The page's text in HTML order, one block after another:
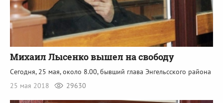
Михаил Лысенко вышел на свободу
Сегодня, 25 мая, около 8.00, бывший глава Энгельсского района
25 мая 2018
29630